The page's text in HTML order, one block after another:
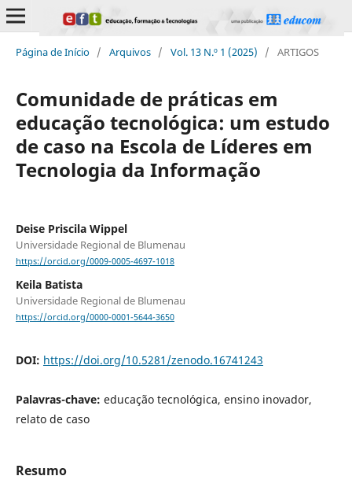
Página de Início / Arquivos / Vol. 13 N.º 1 (2025) / ARTIGOS
Comunidade de práticas em
educação tecnológica: um estudo
de caso na Escola de Líderes em
Tecnologia da Informação
Deise Priscila Wippel
Universidade Regional de Blumenau
https://orcid.org/0009-0005-4697-1018
Keila Batista
Universidade Regional de Blumenau
https://orcid.org/0000-0001-5644-3650
DOI: https://doi.org/10.5281/zenodo.16741243
Palavras-chave: educação tecnológica, ensino inovador,
relato de caso
Resumo